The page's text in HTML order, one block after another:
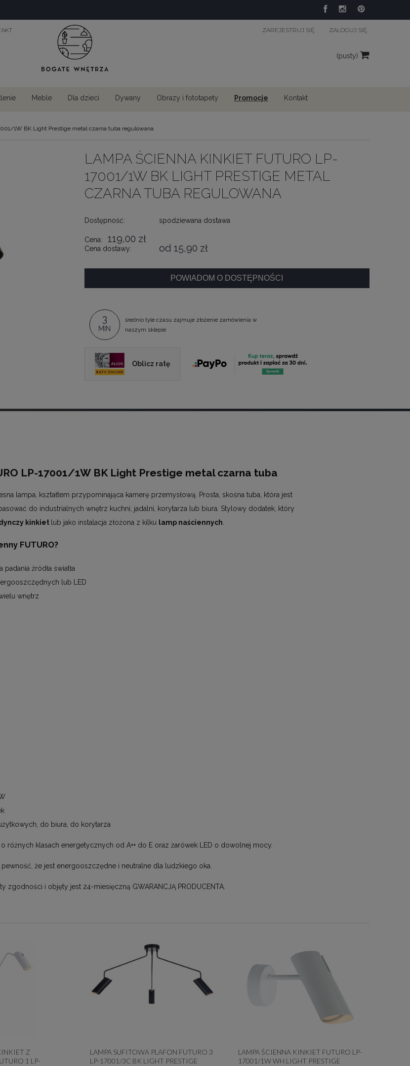
ZAREJESTRUJ SIĘ ZALOGUJ SIĘ
(pusty)
Meble Dla dzieci Dywany Obrazy i fototapety Promocje Kontakt
1W BK Light Prestige metal czarna tuba regulowana
LAMPA ŚCIENNA KINKIET FUTURO LP-
17001/1W BK LIGHT PRESTIGE METAL
CZARNA TUBA REGULOWANA
Dostępność: spodziewana dostawa
Cena: 119,00 zł
Cena dostawy: od 15,90 zł
POWIADOM O DOSTĘPNOŚCI
3
MIN
średnio tyle czasu zajmuje złożenie zamówienia w
naszym sklepie
Oblicz ratę
LP-17001/1W BK Light Prestige metal czarna tuba
lampa, kształtem przypominająca kamerę przemysłową. Prosta, skośna tuba, która jest
do industrialnych wnętrz kuchni, jadalni, korytarza lub biura. Stylowy dodatek, który
kinkiet lub jako instalacja złożona z kilku lamp naściennych
FUTURO?
źródła światła
lub LED
wnętrz
do biura, do korytarza
różnych klasach energetycznych od A++ do E oraz żarówek LED o dowolnej mocy.
że jest energooszczędne i neutralne dla ludzkiego oka.
zgodności i objęty jest 24-miesięczną GWARANCJĄ PRODUCENTA.
Z
1 LP-
LAMPA SUFITOWA PLAFON FUTURO 3
LP-17001/3C BK LIGHT PRESTIGE
LAMPA ŚCIENNA KINKIET FUTURO LP-
17001/1W WH LIGHT PRESTIGE